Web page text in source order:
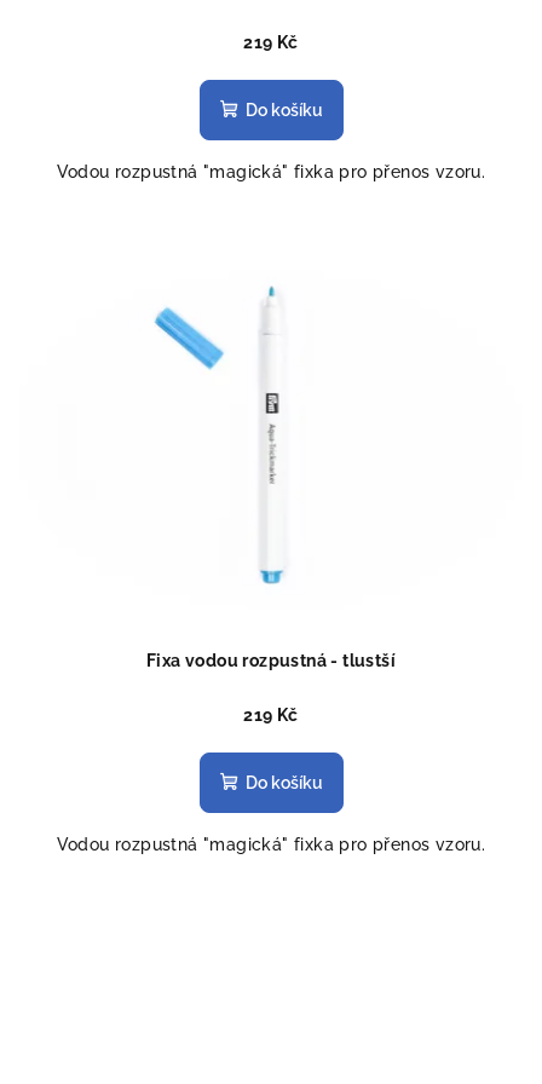
219 Kč
Do košíku
Vodou rozpustná "magická" fixka pro přenos vzoru.
Fixa vodou rozpustná - tlustší
219 Kč
Do košíku
Vodou rozpustná "magická" fixka pro přenos vzoru.